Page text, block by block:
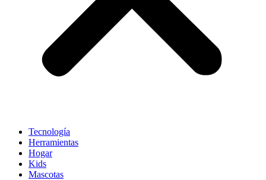
Tecnología
Herramientas
Hogar
Kids
Mascotas